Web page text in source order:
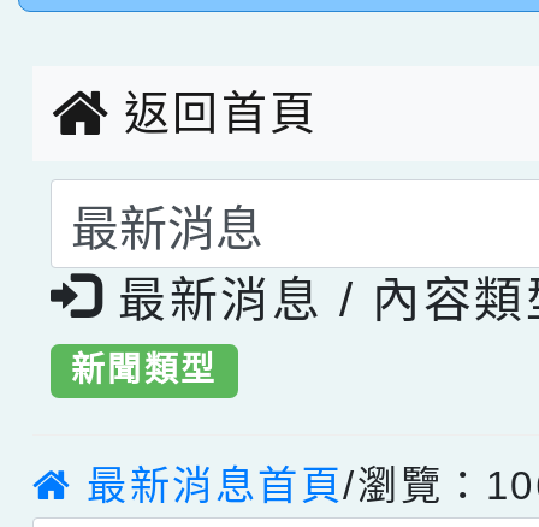
返回首頁
選擇後頁面內容會更
最新消息 / 內容類
新聞類型
最新消息首頁/瀏覽：